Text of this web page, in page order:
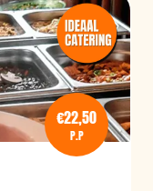
€22,50
P.P